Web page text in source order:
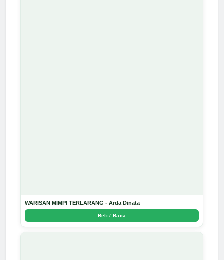
WARISAN MIMPI TERLARANG - Arda Dinata
Beli / Baca